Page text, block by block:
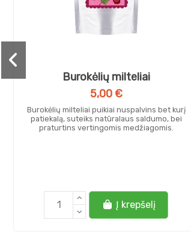
Burokėlių milteliai
5,00 €
Burokėlių milteliai puikiai nuspalvins bet kurį
patiekalą, suteiks natūralaus saldumo, bei
praturtins vertingomis medžiagomis.
Į krepšelį